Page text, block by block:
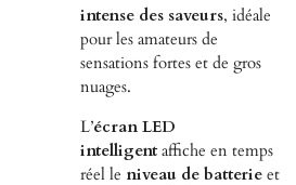
intense des saveurs, idéale
pour les amateurs de
sensations fortes et de gros
nuages.
L’écran LED
intelligentaffiche en temps
réel le niveau de batterie et